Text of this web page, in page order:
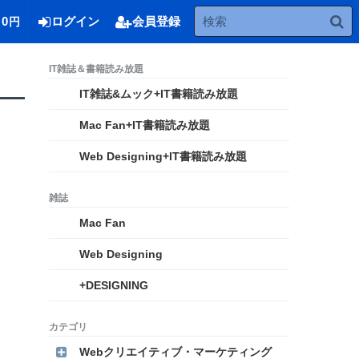
0 円 ログイン 会員登録
IT雑誌&ムック+IT書籍読み放題
Mac Fan+IT書籍読み放題
Web Designing+IT書籍読み放題
Mac Fan
Web Designing
+DESIGNING
Webクリエイティブ・マーケティング